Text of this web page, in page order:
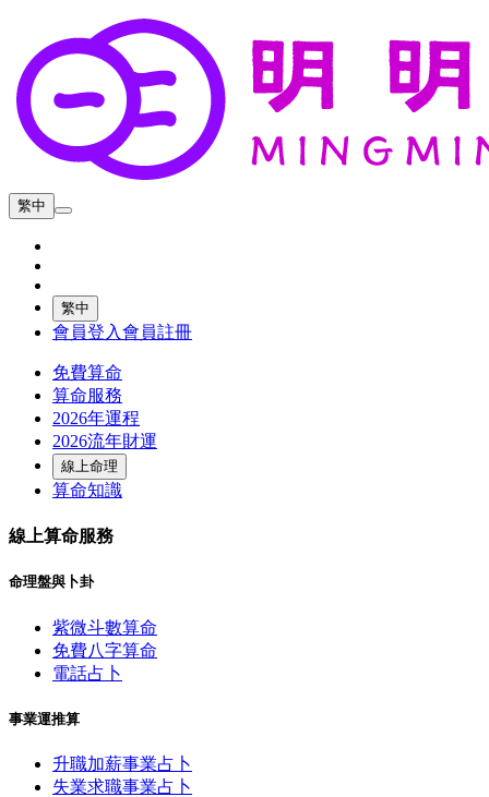
繁中
繁中
會員登入會員註冊
免費算命
算命服務
2026年運程
2026流年財運
線上命理
算命知識
線上算命服務
命理盤與卜卦
紫微斗數算命
免費八字算命
電話占卜
事業運推算
升職加薪事業占卜
失業求職事業占卜